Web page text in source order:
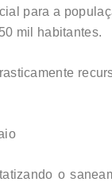
para a
mil habitantes.
o